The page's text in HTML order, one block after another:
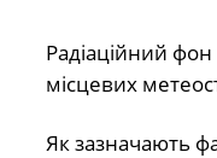
Радіаційний
місцевих
Як зазначають